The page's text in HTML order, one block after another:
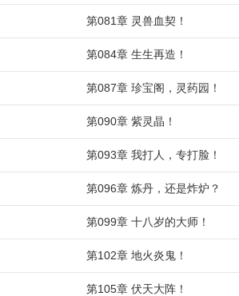
第081章 灵兽血契！
第084章 生生再造！
第087章 珍宝阁，灵药园！
第090章 紫灵晶！
第093章 我打人，专打脸！
第096章 炼丹，还是炸炉？
第099章 十八岁的大师！
第102章 地火炎鬼！
第105章 伏天大阵！